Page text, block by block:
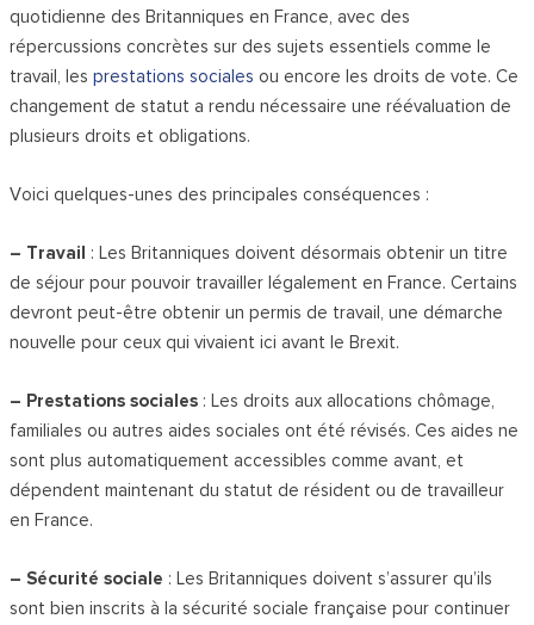
quotidienne des Britanniques en France, avec des
répercussions concrètes sur des sujets essentiels comme le
travail, lesprestations sociales ou encore les droits de vote. Ce
changement de statut a rendu nécessaire une réévaluation de
plusieurs droits et obligations.
Voici quelques-unes des principales conséquences :
– Travail : Les Britanniques doivent désormais obtenir un titre
de séjour pour pouvoir travailler légalement en France. Certains
devront peut-être obtenir un permis de travail, une démarche
nouvelle pour ceux qui vivaient ici avant le Brexit.
– Prestations sociales : Les droits aux allocations chômage,
familiales ou autres aides sociales ont été révisés. Ces aides ne
sont plus automatiquement accessibles comme avant, et
dépendent maintenant du statut de résident ou de travailleur
en France.
– Sécurité sociale : Les Britanniques doivent s’assurer qu’ils
sont bien inscrits à la sécurité sociale française pour continuer